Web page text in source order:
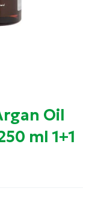
Oil
ml 1+1